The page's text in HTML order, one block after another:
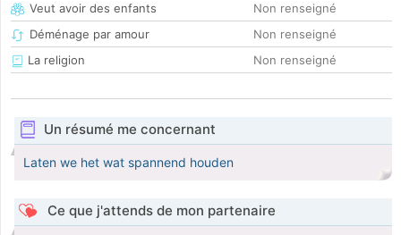
Veut avoir des enfants
Non renseigné
Déménage par amour
Non renseigné
La religion
Non renseigné
Un résumé me concernant
Laten we het wat spannend houden
Ce que j'attends de mon partenaire